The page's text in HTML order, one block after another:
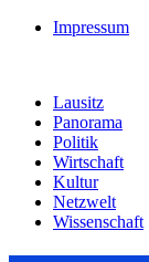
Impressum
Lausitz
Panorama
Politik
Wirtschaft
Kultur
Netzwelt
Wissenschaft